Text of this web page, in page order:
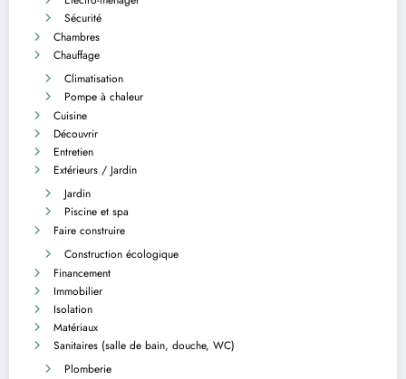
Sécurité
Chambres
Chauffage
Climatisation
Pompe à chaleur
Cuisine
Découvrir
Entretien
Extérieurs / Jardin
Jardin
Piscine et spa
Faire construire
Construction écologique
Financement
Immobilier
Isolation
Matériaux
Sanitaires (salle de bain, douche, WC)
Plomberie